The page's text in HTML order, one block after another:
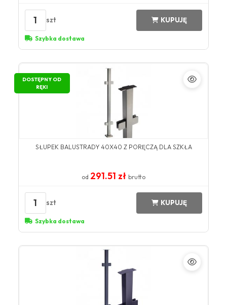
1 szt KUPUJĘ
Szybka dostawa
DOSTĘPNY OD
RĘKI
SŁUPEK BALUSTRADY 40X40 Z PORĘCZĄ DLA SZKŁA
od 291.51 zł brutto
1 szt KUPUJĘ
Szybka dostawa